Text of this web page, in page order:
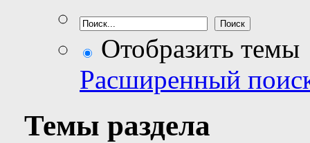
Отобразить темы
Расширенный
Темы раздела